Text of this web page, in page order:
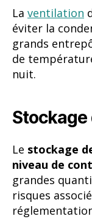
La ventilation
éviter la
grands
de
nuit.
Stockage
Le stockage
niveau de
grandes
risques